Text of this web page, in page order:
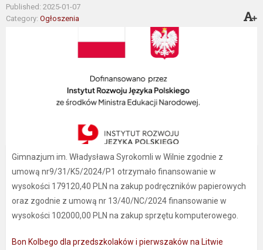
Published: 2025-01-07
Category: Ogłoszenia
Gimnazjum im. Władysława Syrokomli w Wilnie zgodnie z
umową nr9/31/K5/2024/P1 otrzymało finansowanie w
wysokości 179120,40 PLN na zakup podręczników papierowych
oraz zgodnie z umową nr 13/40/NC/2024 finansowanie w
wysokości 102000,00 PLN na zakup sprzętu komputerowego.
Bon Kolbego dla przedszkolaków i pierwszaków na Litwie